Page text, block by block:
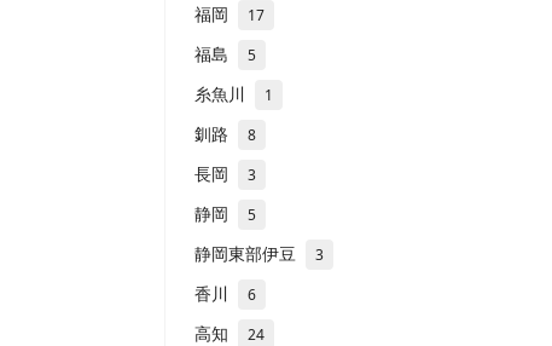
福岡 17
福島 5
糸魚川 1
釧路 8
長岡 3
静岡 5
静岡東部伊豆 3
香川 6
高知 24